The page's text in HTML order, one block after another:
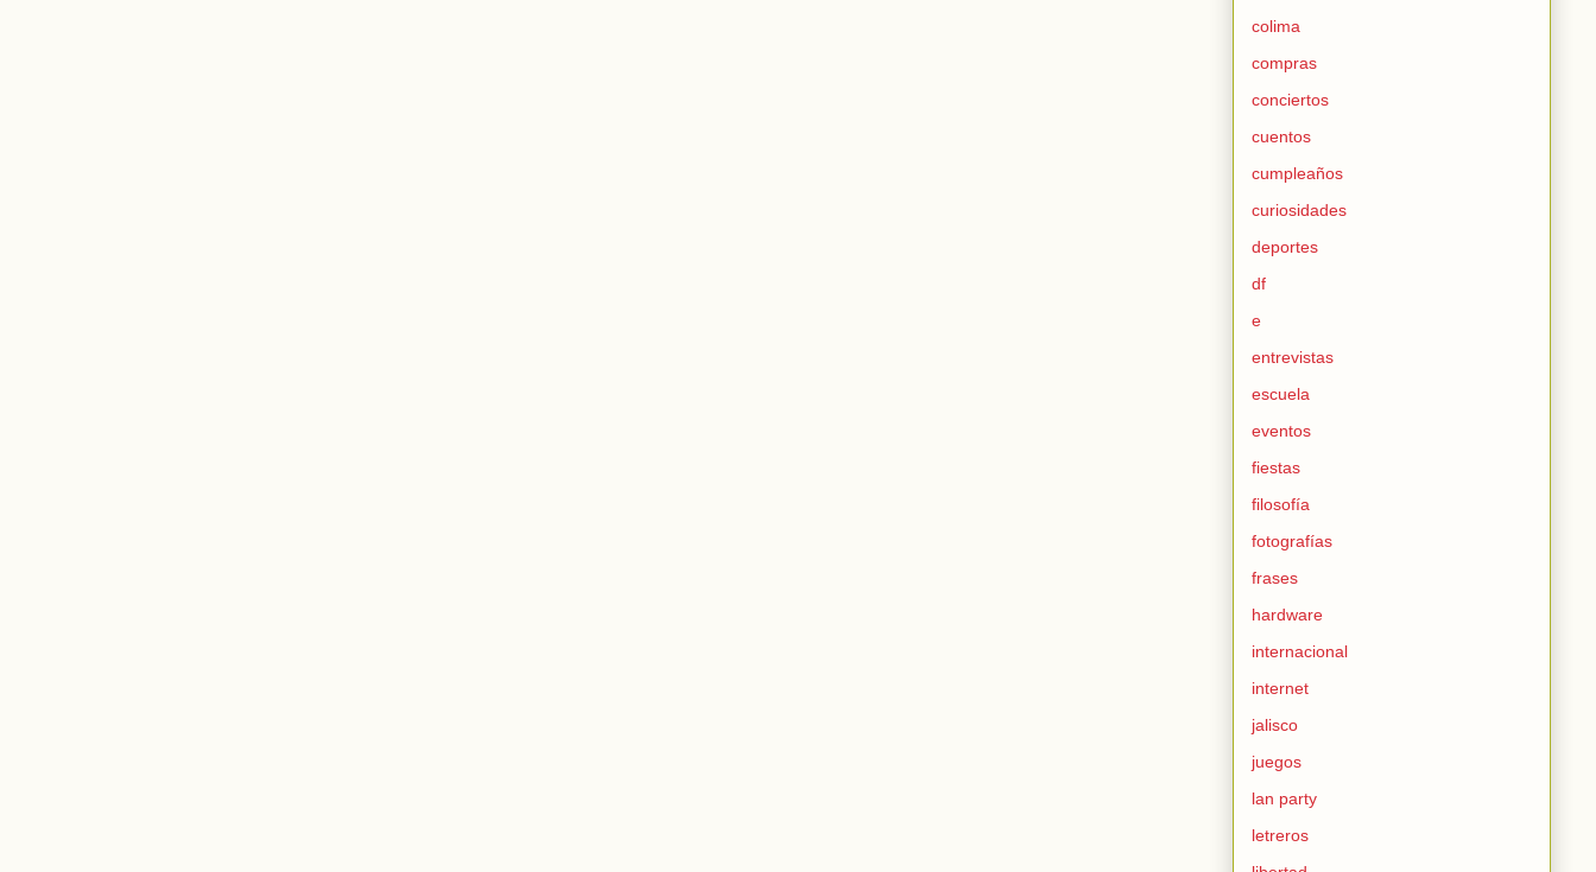
colima
compras
conciertos
cuentos
cumpleaños
curiosidades
deportes
df
e
entrevistas
escuela
eventos
fiestas
filosofía
fotografías
frases
hardware
internacional
internet
jalisco
juegos
lan party
letreros